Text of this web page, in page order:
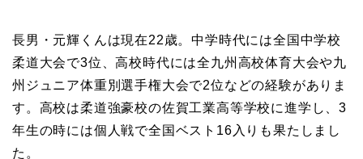
長男・元輝くんは現在22歳。中学時代には全国中学校
柔道大会で3位、高校時代には全九州高校体育大会や九
州ジュニア体重別選手権大会で2位などの経験がありま
す。高校は柔道強豪校の佐賀工業高等学校に進学し、3
年生の時には個人戦で全国ベスト16入りも果たしまし
た。